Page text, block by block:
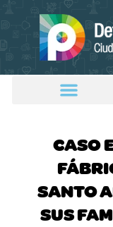
CASO
SANTO
SUS